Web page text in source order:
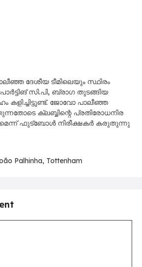
ദേശീയ ടീമിലെയും സ്ഥിരം
സി.പി, ബ്രാഗ തുടങ്ങിയ
കളിച്ചിട്ടുണ്ട്. ജോവോ പാലീഞ്ഞ
ക്ലബ്ബിന്റെ പ്രതിരോധനിര
ഫുട്ബോൾ നിരീക്ഷകർ കരുതുന്നു
Palhinha, Tottenham